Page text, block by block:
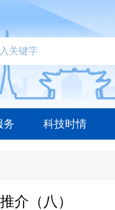
务 科技时情
介（八）